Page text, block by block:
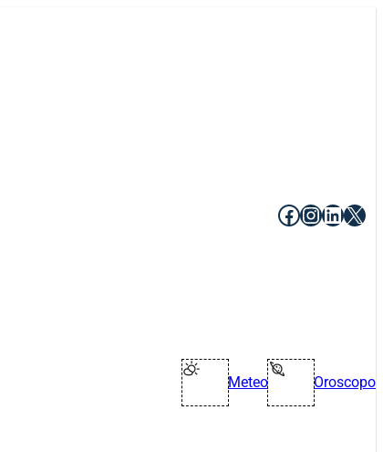
Facebook
X
Meteo Oroscopo